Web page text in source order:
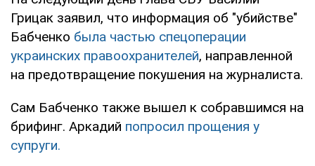
Грицак заявил, что информация об "убийстве"
Бабченко была частью спецоперации
украинских правоохранителей, направленной
на предотвращение покушения на журналиста.
Сам Бабченко также вышел к собравшимся на
брифинг. Аркадий попросил прощения у
супруги.